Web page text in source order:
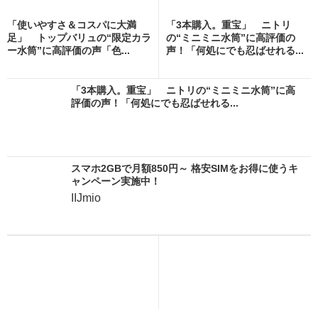
「使いやすさ＆コスパに大満
足」 トップバリュの“限定カラ
ー水筒”に高評価の声「色...
「3本購入。重宝」 ニトリ
の“ミニミニ水筒”に高評価の
声！「何処にでも忍ばせれる...
「3本購入。重宝」 ニトリの“ミニミニ水筒”に高
評価の声！「何処にでも忍ばせれる...
スマホ2GBで月額850円～ 格安SIMをお得に使うキ
ャンペーン実施中！
IIJmio